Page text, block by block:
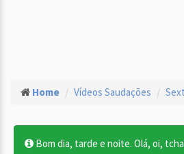
Home Vídeos Saudações
Bom dia, tarde e noite. Olá, oi,